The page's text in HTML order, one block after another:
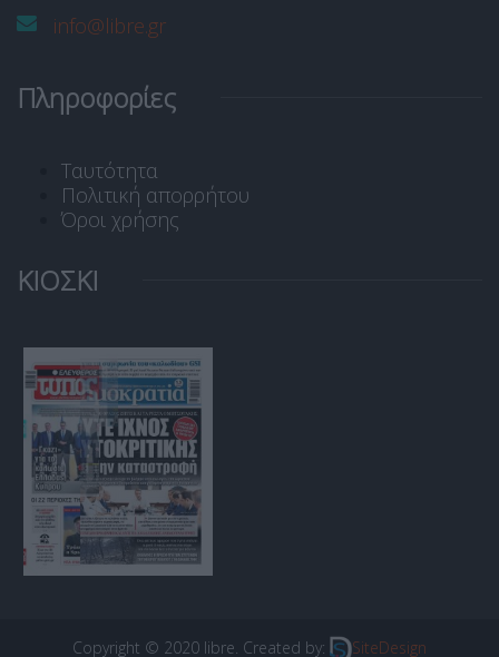
info@libre.gr
Πληροφορίες
Ταυτότητα
Πολιτική απορρήτου
Όροι χρήσης
ΚΙΟΣΚΙ
Copyright © 2020 libre. Created by: SiteDesign